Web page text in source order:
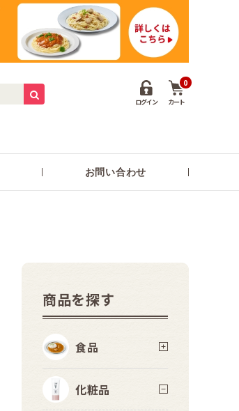
ログイン カート
0
お問い合わせ
商品を探す
食品
化粧品